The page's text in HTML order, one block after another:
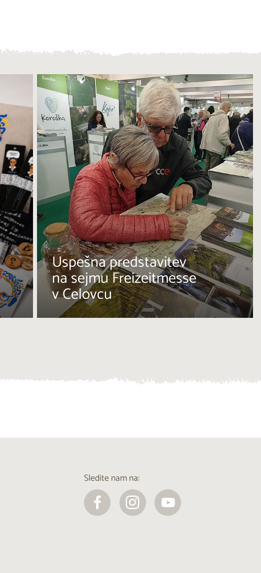
Uspešna predstavitev
na sejmu Freizeitmesse
v Celovcu
Sledite nam na: